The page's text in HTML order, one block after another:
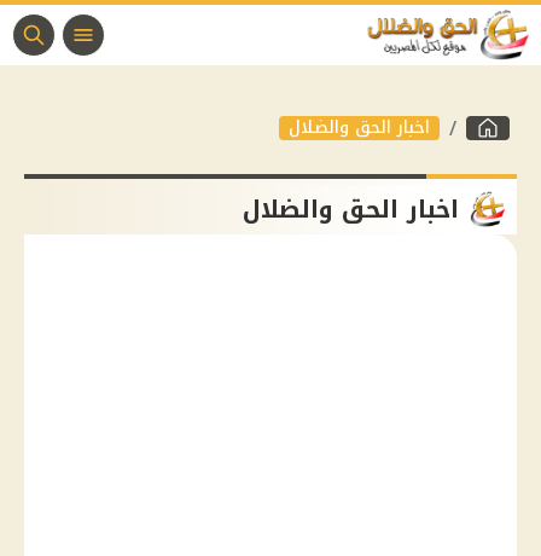
اخبار الحق والضلال
اخبار الحق والضلال